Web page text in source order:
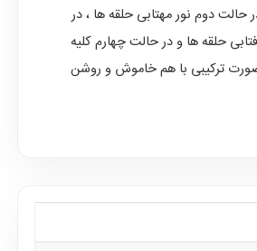
حالت دوم نور مهتابی حلقه ها ، در
حلقه ها و در حالت چهارم کلیه
ترکیبی با هم خاموش و روشن